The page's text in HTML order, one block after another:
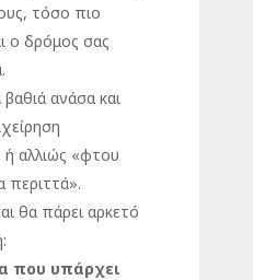
τόσο πιο
ο δρόμος σας
βαθιά ανάσα και
ή αλλιώς «φτου
περιττά».
θα πάρει αρκετό
που υπάρχει